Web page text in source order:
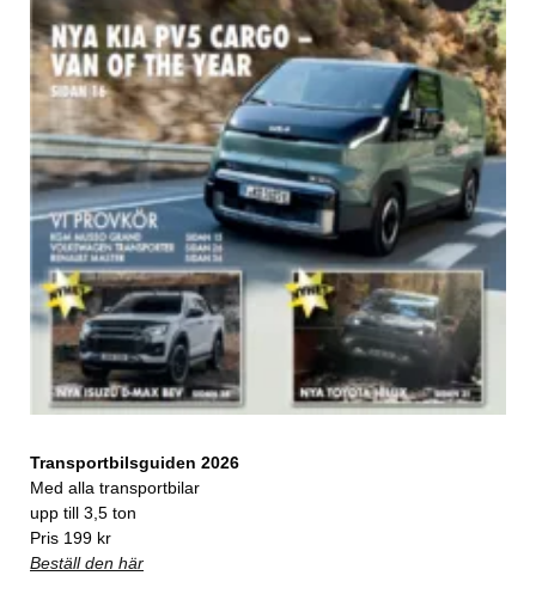
Transportbilsguiden 2026
Med alla transportbilar
upp till 3,5 ton
Pris 199 kr
Beställ den här